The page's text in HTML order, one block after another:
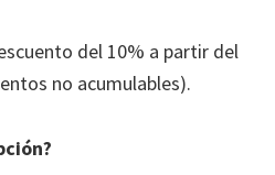
del 10% a partir del
no acumulables).